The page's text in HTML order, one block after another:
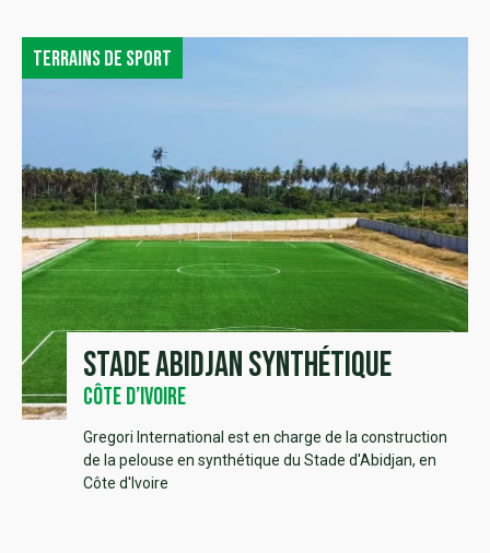
Terrains de sport
Stade Abidjan synthétique
Côte d’Ivoire
Gregori International est en charge de la construction
de la pelouse en synthétique du Stade d'Abidjan, en
Côte d'Ivoire